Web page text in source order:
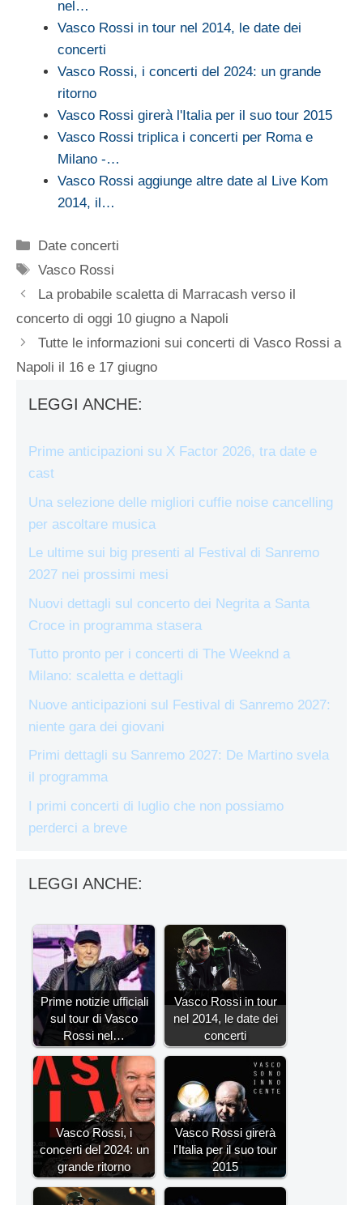
nel…
Vasco Rossi in tour nel 2014, le date dei
concerti
Vasco Rossi, i concerti del 2024: un grande
ritorno
Vasco Rossi girerà l'Italia per il suo tour 2015
Vasco Rossi triplica i concerti per Roma e
Milano -…
Vasco Rossi aggiunge altre date al Live Kom
2014, il…
Categorie
Date concerti
Tag
Vasco Rossi
La probabile scaletta di Marracash verso il
concerto di oggi 10 giugno a Napoli
Tutte le informazioni sui concerti di Vasco Rossi a
Napoli il 16 e 17 giugno
LEGGI ANCHE:
Prime anticipazioni su X Factor 2026, tra date e
cast
Una selezione delle migliori cuffie noise cancelling
per ascoltare musica
Le ultime sui big presenti al Festival di Sanremo
2027 nei prossimi mesi
Nuovi dettagli sul concerto dei Negrita a Santa
Croce in programma stasera
Tutto pronto per i concerti di The Weeknd a
Milano: scaletta e dettagli
Nuove anticipazioni sul Festival di Sanremo 2027:
niente gara dei giovani
Primi dettagli su Sanremo 2027: De Martino svela
il programma
I primi concerti di luglio che non possiamo
perderci a breve
LEGGI ANCHE:
Prime notizie ufficiali
sul tour di Vasco
Rossi nel…
Vasco Rossi in tour
nel 2014, le date dei
concerti
Vasco Rossi, i
concerti del 2024: un
grande ritorno
Vasco Rossi girerà
l'Italia per il suo tour
2015